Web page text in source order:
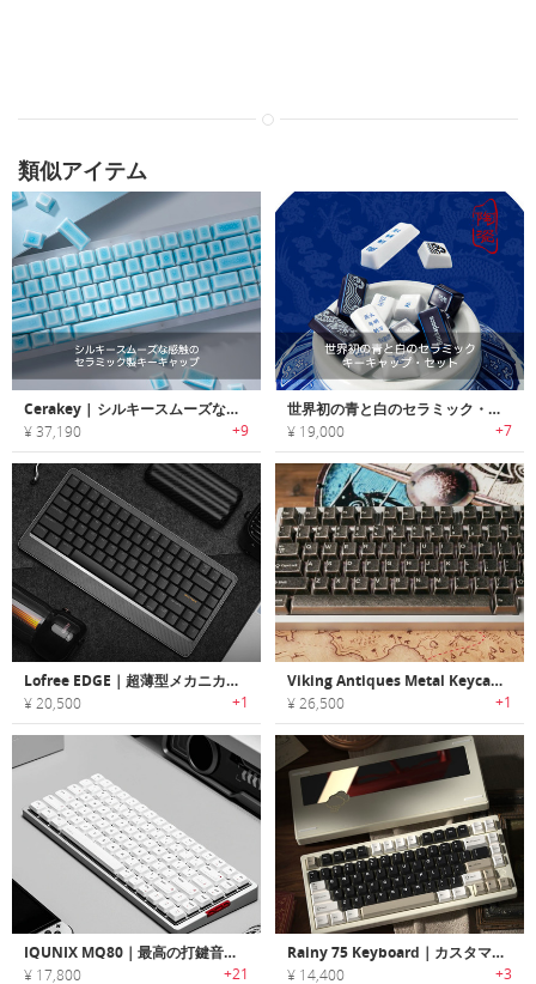
類似アイテム
Cerakey | シルキースムーズな感触のセラミック製キーキャップ「セラキー」
¥ 37,190 +9
世界初の青と白のセラミック・キーキャップ・セット
¥ 19,000 +7
Lofree EDGE｜超薄型メカニカルキーボード
¥ 20,500 +1
Viking Antiques Metal Keycaps｜ヴァイキングにインスパイアされた、重厚感のあるメタルキーキャップセット
¥ 26,500 +1
IQUNIX MQ80｜最高の打鍵音と快適さを備えた、アルミニウム製の薄型ロープロファイルキーボード
¥ 17,800 +21
Rainy 75 Keyboard｜カスタマイザブルメカニカルキーボード
¥ 14,400 +3